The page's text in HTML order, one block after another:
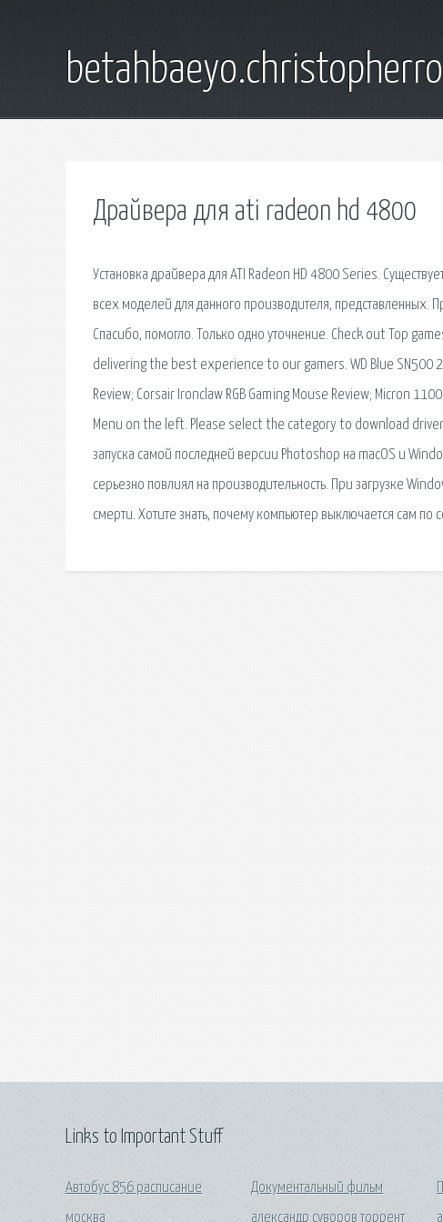
Драйвера для ati radeon hd 4800
Установка драйвера для ATI Radeon HD 4800 Series.
всех моделей для данного производителя, представленных.
Спасибо, помогло. Только одно уточнение. Check out Top
delivering the best experience to our gamers. WD Blue SN500
Review; Corsair Ironclaw RGB Gaming Mouse Review; Micron
Menu on the left. Please select the category to download
запуска самой последней версии Photoshop на macOS и
серьезно повлиял на производительность. При загрузке
смерти. Хотите знать, почему компьютер выключается сам
Links to Important Stuff
Автобус 856 расписание
москва
Документальный фильм
александр суворов торрент